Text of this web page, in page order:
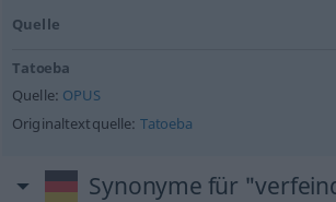
Quelle
Tatoeba
Quelle: OPUS
Originaltextquelle: Tatoeba
Synonyme für